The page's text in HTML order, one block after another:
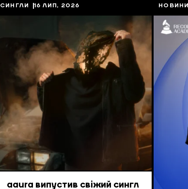
СИНГЛИ 16 ЛИП, 2026
aaura випустив свіжий сингл
НОВИНИ